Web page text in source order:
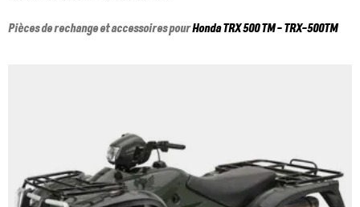
Pièces de rechange et accessoires pourHondaTRX 500 TM - TRX-500TM